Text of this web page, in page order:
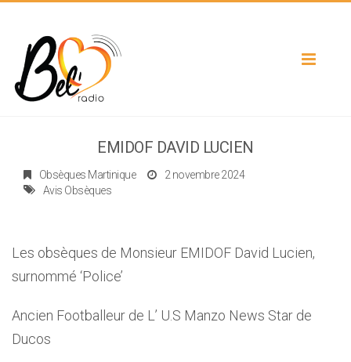
Toggle
EMIDOF DAVID LUCIEN
Obsèques Martinique
2 novembre 2024
Avis Obsèques
Les obsèques de Monsieur EMIDOF David Lucien,
surnommé ‘Police’
Ancien Footballeur de L’ U.S Manzo News Star de
Ducos